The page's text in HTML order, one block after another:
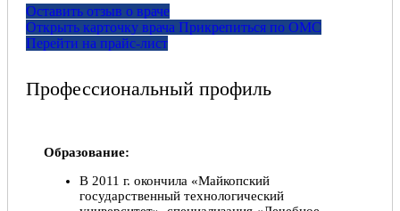
Оставить отзыв о враче
Открыть карточку врача Прикрепитьcя по ОМС
Перейти на прайс-лист
Профессиональный профиль
Образование:
В 2011 г. окончила «Майкопский
государственный технологический